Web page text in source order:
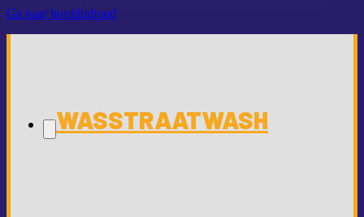
Ga naar hoofdinhoud
WASSTRAATWASH